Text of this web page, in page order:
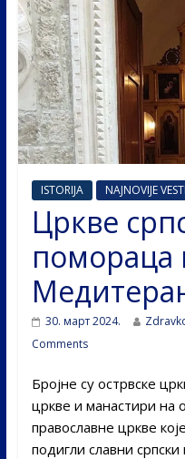
ISTORIJA NAJNOVIJE VESTI
Цркве
помораца
30. март 2024.
Comments
Бројне су острвске
цркве и манастири на
православне цркве
подигли славни